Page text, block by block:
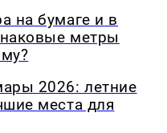
на бумаге и в
метры
2026: летние
места для